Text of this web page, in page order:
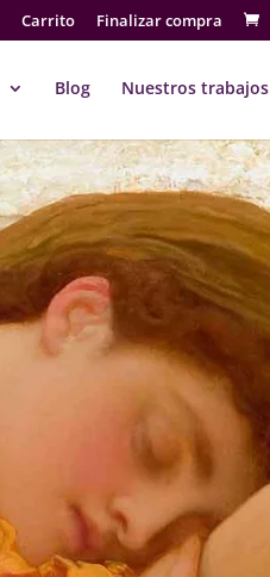
Carrito Finalizar compra
Blog Nuestros trabajos